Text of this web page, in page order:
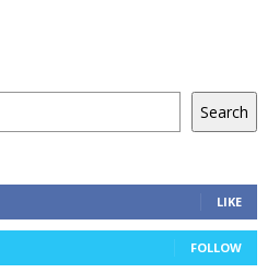
Search
LIKE
FOLLOW